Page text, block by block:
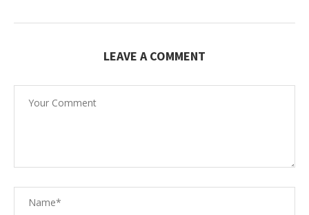
LEAVE A COMMENT